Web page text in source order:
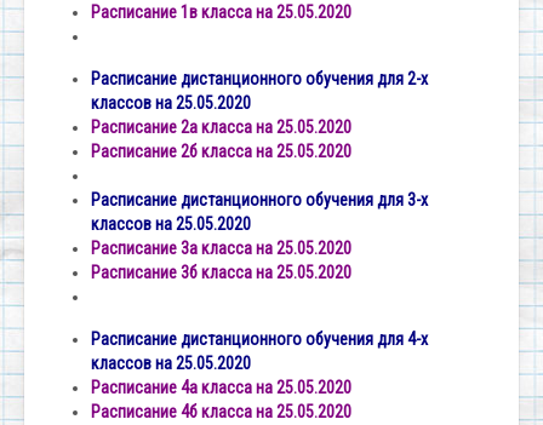
Расписание 1в класса на 25.05.2020
Расписание дистанционного обучения для 2-х
классов на 25.05.2020
Расписание 2а класса на 25.05.2020
Расписание 2б класса на 25.05.2020
Расписание дистанционного обучения для 3-х
классов на 25.05.2020
Расписание 3а класса на 25.05.2020
Расписание 3б класса на 25.05.2020
Расписание дистанционного обучения для 4-х
классов на 25.05.2020
Расписание 4а класса на 25.05.2020
Расписание 4б класса на 25.05.2020